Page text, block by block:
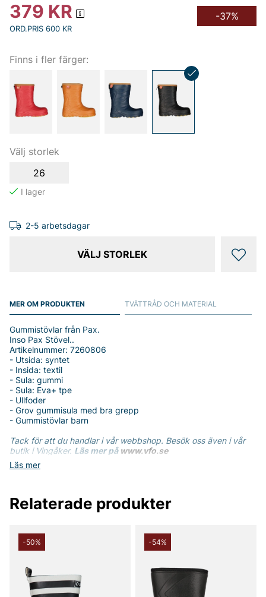
379 KR
ORD.PRIS 600 KR
-37%
Finns i fler färger:
Välj storlek
26
2-5 arbetsdagar
VÄLJ STORLEK
MER OM PRODUKTEN
Läs mer
Gummistövlar från Pax.
Inso Pax Stövel..
Artikelnummer: 7260806
- Utsida: syntet
- Insida: textil
- Sula: gummi
- Sula: Eva+ tpe
- Ullfoder
- Grov gummisula med bra grepp
- Gummistövlar barn
Tack för att du handlar i vår webbshop. Besök oss även i vår
butik i Vingåker. Läs mer på www.vfo.se
TVÄTTRÅD OCH MATERIAL
Relaterade produkter
-50% -54%